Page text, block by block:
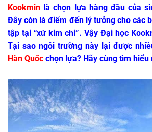
Kookmin là chọn lựa hàng đầu của
Đây còn là điểm đến lý tưởng cho các
tập tại “xứ kim chi”. Vậy Đại học
Tại sao ngôi trường này lại được
Hàn Quốc chọn lựa? Hãy cùng tìm hiểu